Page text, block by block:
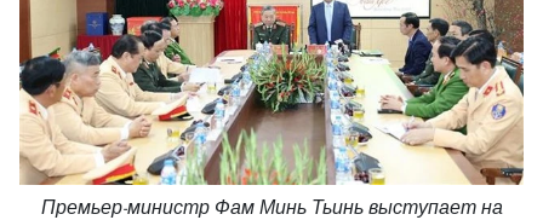
Премьер-министр Фам Минь Тьинь выступает на